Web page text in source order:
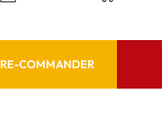
RE-COMMANDER